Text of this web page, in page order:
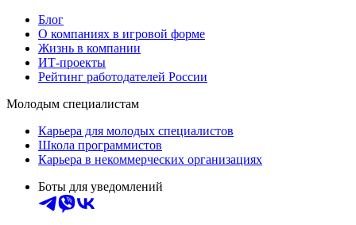
Блог
О компаниях в игровой форме
Жизнь в компании
ИТ-проекты
Рейтинг работодателей России
Молодым специалистам
Карьера для молодых специалистов
Школа программистов
Карьера в некоммерческих организациях
Боты для уведомлений